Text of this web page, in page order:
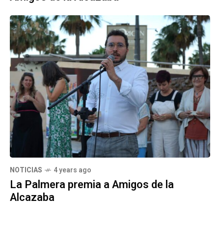
NOTICIAS 4 years ago
La Palmera premia a Amigos de la
Alcazaba